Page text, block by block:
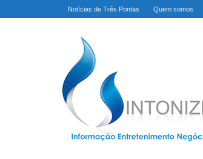
Notícias de Três Pontas Quem somos